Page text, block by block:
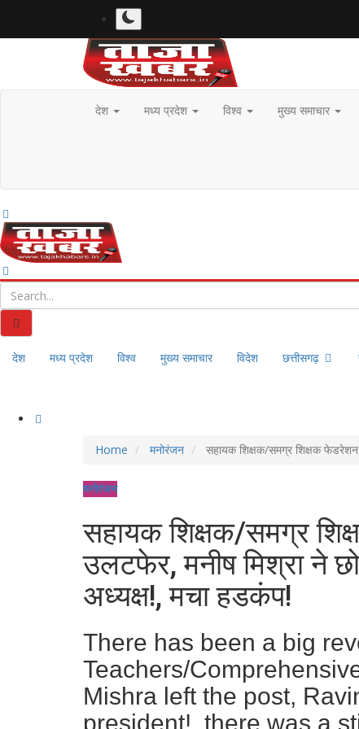
देश मध्य प्रदेश विश्व मुख्य समाचार
देश मध्य प्रदेश विश्व मुख्य समाचार विदेश छत्तीसगढ़
Home मनोरंजन सहायक शिक्षक/समग्र शिक्षक फेडरेशन
मनोरंजन
सहायक शिक्षक/समग्र
उलटफेर, मनीष मिश्रा ने
अध्यक्ष!, मचा हडकंप!
There has been a big
Teachers/
Mishra left the post,
president!, there was a